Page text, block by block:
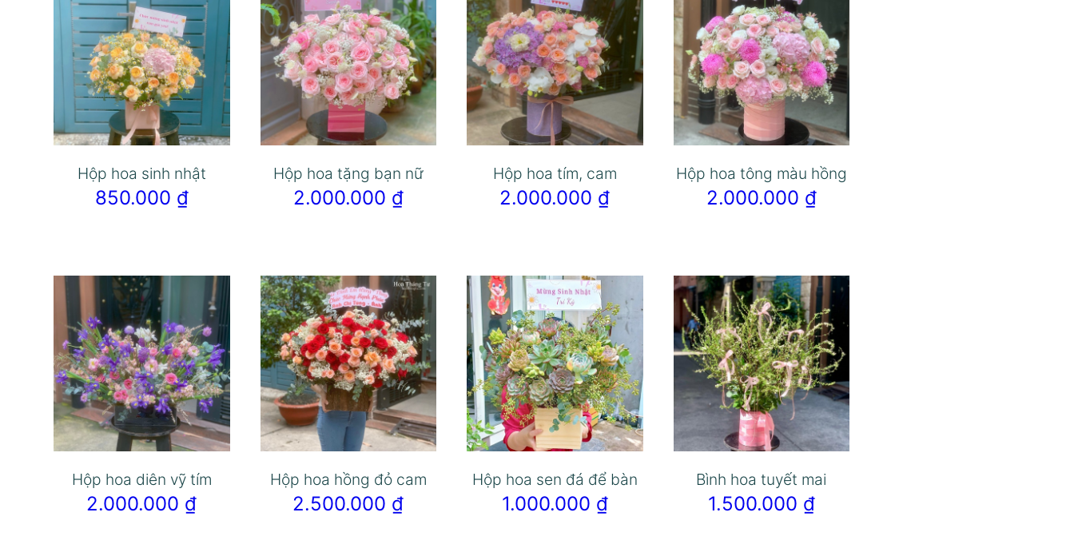
Hộp hoa sinh nhật
850.000 ₫
Hộp hoa tặng bạn nữ
2.000.000 ₫
Hộp hoa tím, cam
2.000.000 ₫
Hộp hoa tông màu hồng
2.000.000 ₫
Hộp hoa diên vỹ tím
2.000.000 ₫
Hộp hoa hồng đỏ cam
2.500.000 ₫
Hộp hoa sen đá để bàn
1.000.000 ₫
Bình hoa tuyết mai
1.500.000 ₫